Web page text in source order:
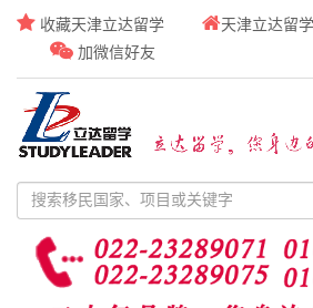
收藏天津立达留学
天津立达留
加微信好友